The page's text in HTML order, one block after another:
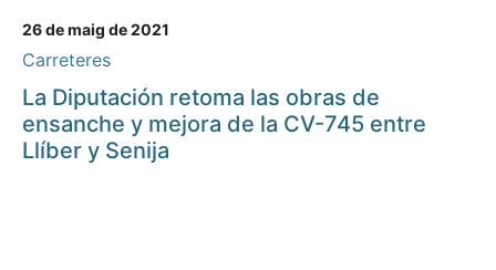
26 de maig de 2021
Carreteres
La Diputación retoma las obras de
ensanche y mejora de la CV-745 entre
Llíber y Senija